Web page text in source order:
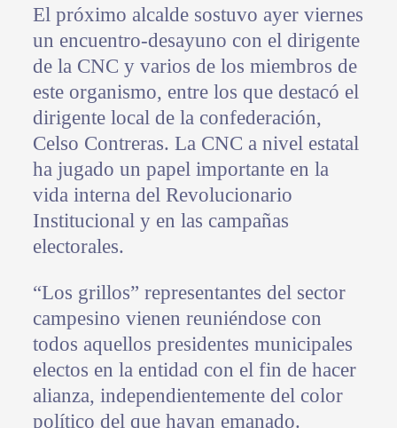
El próximo alcalde sostuvo ayer viernes
un encuentro-desayuno con el dirigente
de la CNC y varios de los miembros de
este organismo, entre los que destacó el
dirigente local de la confederación,
Celso Contreras. La CNC a nivel estatal
ha jugado un papel importante en la
vida interna del Revolucionario
Institucional y en las campañas
electorales.
“Los grillos” representantes del sector
campesino vienen reuniéndose con
todos aquellos presidentes municipales
electos en la entidad con el fin de hacer
alianza, independientemente del color
político del que hayan emanado.